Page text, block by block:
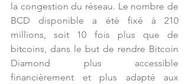
la congestion du réseau. Le nombre de
BCD disponible a été fixé à 210
millions, soit 10 fois plus que de
bitcoins, dans le but de rendre Bitcoin
Diamond plus accessible
financièrement et plus adapté aux